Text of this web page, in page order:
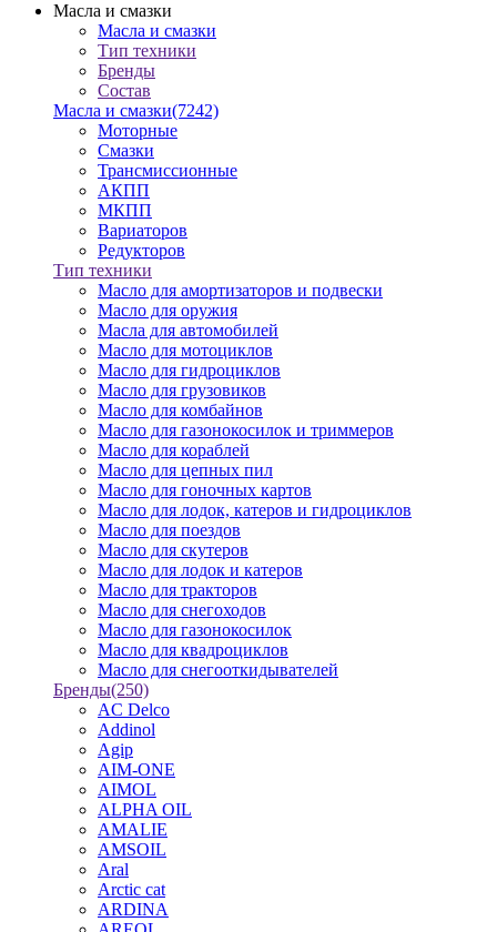
Масла и смазки
Масла и смазки
Тип техники
Бренды
Состав
Масла и смазки(7242)
Моторные
Смазки
Трансмиссионные
АКПП
МКПП
Вариаторов
Редукторов
Тип техники
Масло для амортизаторов и подвески
Масло для оружия
Масла для автомобилей
Масло для мотоциклов
Масло для гидроциклов
Масло для грузовиков
Масло для комбайнов
Масло для газонокосилок и триммеров
Масло для кораблей
Масло для цепных пил
Масло для гоночных картов
Масло для лодок, катеров и гидроциклов
Масло для поездов
Масло для скутеров
Масло для лодок и катеров
Масло для тракторов
Масло для снегоходов
Масло для газонокосилок
Масло для квадроциклов
Масло для снегооткидывателей
Бренды(250)
AC Delco
Addinol
Agip
AIM-ONE
AIMOL
ALPHA OIL
AMALIE
AMSOIL
Aral
Arctic cat
ARDINA